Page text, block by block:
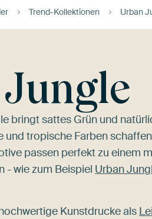
Trend-Kollektionen Urban
bringt sattes Grün und
und tropische Farben
passen perfekt zu einem
- wie zum Beispiel Urban
Kunstdrucke als